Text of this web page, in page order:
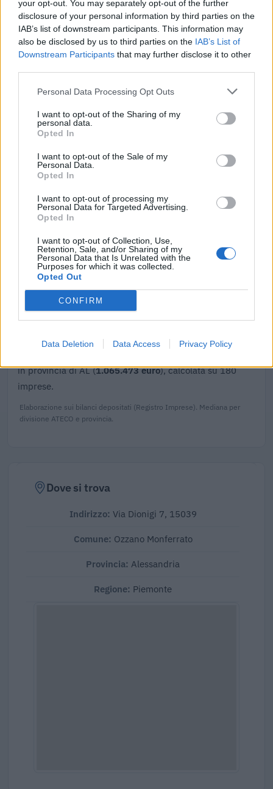
your opt-out. You may separately opt-out of the further
disclosure of your personal information by third parties on the
IAB’s list of downstream participants. This information may
also be disclosed by us to third parties on the IAB’s List of
Downstream Participants that may further disclose it to other
Personal Data Processing Opt Outs
I want to opt-out of the Sharing of my
personal data.
Opted In
I want to opt-out of the Sale of my
Personal Data.
Opted In
I want to opt-out of processing my
Personal Data for Targeted Advertising.
Opted In
I want to opt-out of Collection, Use,
Retention, Sale, and/or Sharing of my
Personal Data that Is Unrelated with the
Purposes for which it was collected.
Opted Out
CONFIRM
Data Deletion Data Access Privacy Policy
SA 101076)
agenzia delle entrate
11.421 euro
seguito della crisi economica causata dall'epidemia di
agenzia delle entrate
2.139 euro
2021-11-24
esenzioni fiscali e crediti d'imposta adottati a
seguito della crisi economica causata dall'epidemia di
COVID-19 [con mo
agenzia delle entrate
115 euro
Fonte:Registro Nazionale Aiuti di Stato (RNA)
IODL 2.0. Dati aggiornati al 2026-07-02.
Confronto di settore
Il fatturato di Ceo Meccanica S.r.l. ( 2.010.158 euro
in provincia di AL (1.065.473 euro), calcolata su 180
imprese.
Elaborazione sui bilanci depositati (Registro Imprese). Mediana per
divisione ATECO e provincia.
Dove si trova
Indirizzo: Via Dionigi 7, 15039
Comune: Ozzano Monferrato
Provincia: Alessandria
Regione: Piemonte